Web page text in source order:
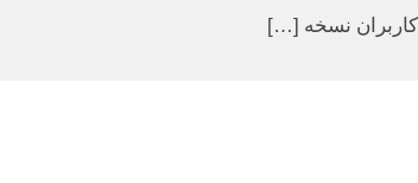
کاربران نسخه […]